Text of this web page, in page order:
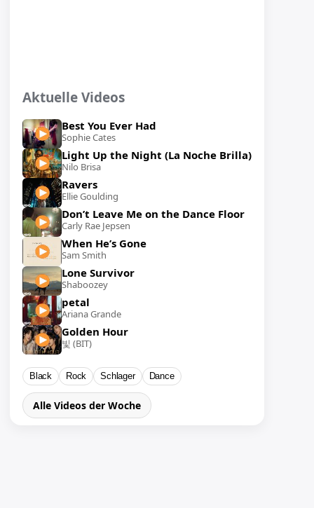
Aktuelle Videos
Best You Ever Had
Sophie Cates
Light Up the Night (La Noche Brilla)
Nilo Brisa
Ravers
Ellie Goulding
Don’t Leave Me on the Dance Floor
Carly Rae Jepsen
When He’s Gone
Sam Smith
Lone Survivor
Shaboozey
petal
Ariana Grande
Golden Hour
빛 (BIT)
Black Rock Schlager Dance
Alle Videos der Woche